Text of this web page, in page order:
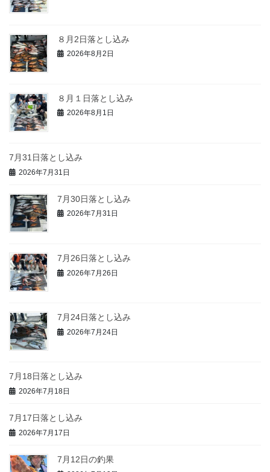
８月2日落とし込み
2026年8月2日
８月１日落とし込み
2026年8月1日
7月31日落とし込み
2026年7月31日
7月30日落とし込み
2026年7月31日
7月26日落とし込み
2026年7月26日
7月24日落とし込み
2026年7月24日
7月18日落とし込み
2026年7月18日
7月17日落とし込み
2026年7月17日
7月12日の釣果